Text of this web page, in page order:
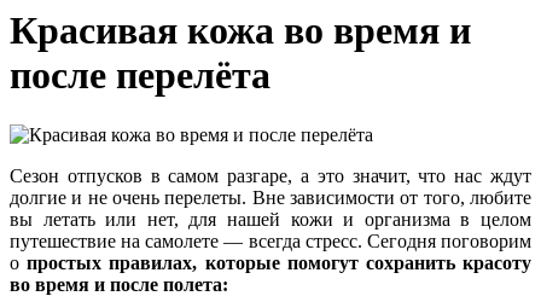
Красивая кожа во время и
после перелёта
Сезон отпусков в самом разгаре, а это значит, что нас ждут
долгие и не очень перелеты. Вне зависимости от того, любите
вы летать или нет, для нашей кожи и организма в целом
путешествие на самолете — всегда стресс. Сегодня поговорим
опростых правилах, которые помогут сохранить красоту
во время и после полета: